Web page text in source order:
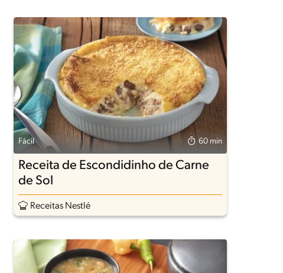
Fácil 60 min
Receita de Escondidinho de Carne
de Sol
Receitas Nestlé